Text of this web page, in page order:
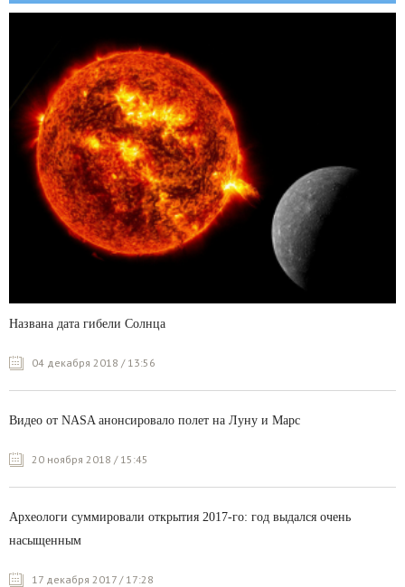
Названа дата гибели Солнца
04 декабря 2018 / 13:56
Видео от NASA анонсировало полет на Луну и Марс
20 ноября 2018 / 15:45
Археологи суммировали открытия 2017-го: год выдался очень
насыщенным
17 декабря 2017 / 17:28